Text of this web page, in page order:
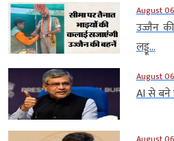
August
उज्जैन
लड्डू...
August
AI से बने